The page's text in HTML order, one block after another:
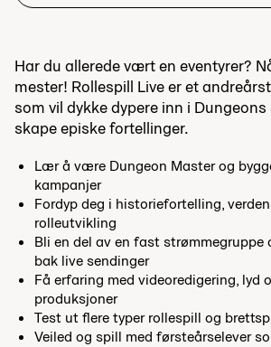
Har du allerede vært en eventyrer?
mester! Rollespill Live er et
som vil dykke dypere inn i
skape episke fortellinger.
Lær å være Dungeon Master og
kampanjer
Fordyp deg i historiefortelling,
rolleutvikling
Bli en del av en fast
bak live sendinger
Få erfaring med videoredigering, lyd
produksjoner
Test ut flere typer rollespill og
Veiled og spill med førsteårselever